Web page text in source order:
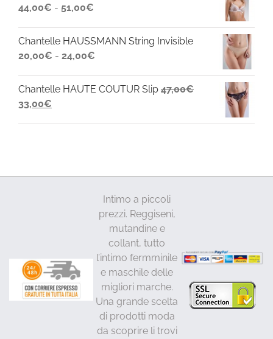
39,00€
44,00€ - 51,00€
prezzo:
da
51,00€
Chantelle HAUSSMANN String Invisible
20,00€ - 24,00€
prezzo:
Chantelle HAUTE COUTUR Slip 47,00€
Il
33,00€
Intimo a piccoli
prezzi. Reggiseni,
mutandine e
collant, tutto
l’intimo fermminile
e maschile delle
migliori marche.
Una grande scelta
di prodotti moda
da scoprire li trovi